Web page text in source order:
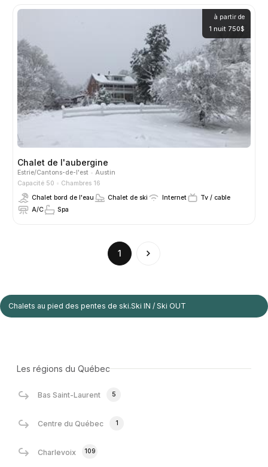
à partir de
1 nuit 750$
Chalet de l'aubergine
Estrie/Cantons-de-l'est
Austin
Capacité 50
Chambres 16
Chalet bord de l'eau
Chalet de ski Internet
Tv / cable
A/C
Spa
1
(current)
Chalets au pied des pentes de ski.Ski IN / Ski OUT
Les régions du Québec
Bas Saint-Laurent 5
Centre du Québec 1
Charlevoix 109